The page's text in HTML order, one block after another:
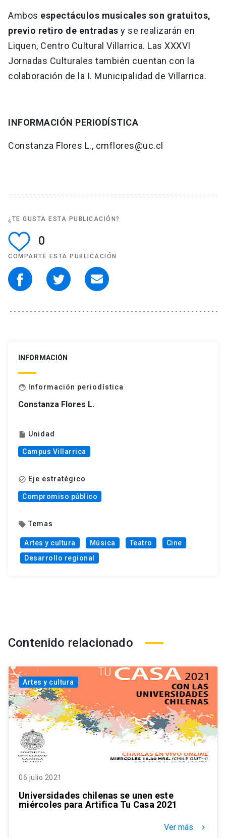
Ambos espectáculos musicales son gratuitos,
previo retiro de entradas y se realizarán en
Liquen, Centro Cultural Villarrica. Las XXXVI
Jornadas Culturales también cuentan con la
colaboración de la I. Municipalidad de Villarrica.
INFORMACIÓN PERIODÍSTICA
Constanza Flores L., cmflores@uc.cl
¿TE GUSTA ESTA PUBLICACIÓN?
0
COMPARTE ESTA PUBLICACIÓN
INFORMACIÓN
face Información periodística
Constanza Flores L.
insert_drive_file Unidad
Campus Villarrica
check_circle_outline Eje estratégico
Compromiso público
local_offer Temas
Artes y cultura Música Teatro
Cine
Desarrollo regional
Contenido relacionado
Artes y cultura
06 julio 2021
Universidades chilenas se unen este
miércoles para Artifica Tu Casa 2021
Ver más keyboard_arrow_right